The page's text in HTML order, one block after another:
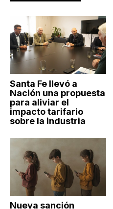
Santa Fe llevó a
Nación una propuesta
para aliviar el
impacto tarifario
sobre la industria
Nueva sanción